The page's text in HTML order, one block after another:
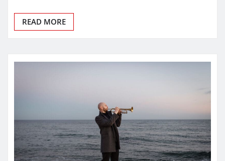
READ MORE